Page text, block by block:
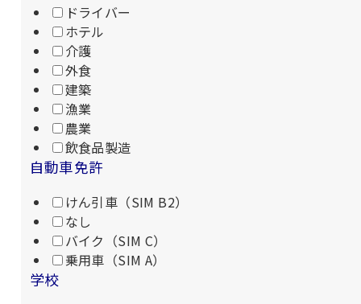
ドライバー
ホテル
介護
外食
建築
漁業
農業
飲食品製造
自動車免許
けん引車（SIM B2）
なし
バイク（SIM C）
乗用車（SIM A）
学校